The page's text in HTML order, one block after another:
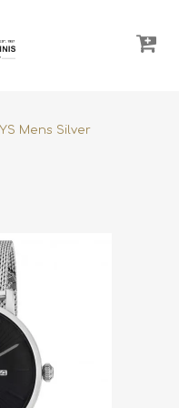
Mens Silver